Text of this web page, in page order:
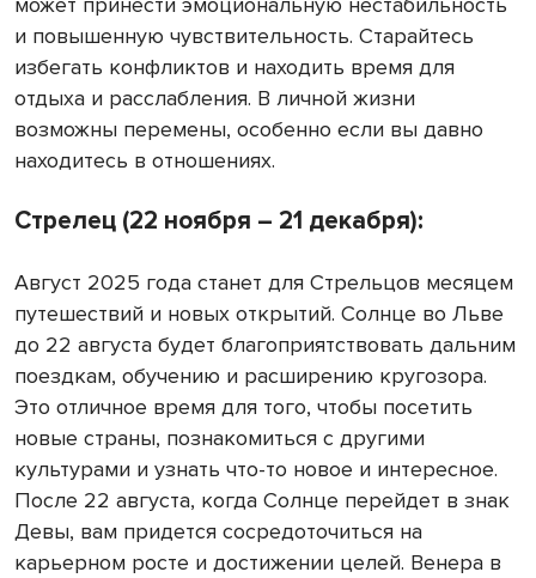
и повышенную чувствительность. Старайтесь
избегать конфликтов и находить время для
отдыха и расслабления. В личной жизни
возможны перемены, особенно если вы давно
находитесь в отношениях.
Стрелец (22 ноября – 21 декабря):
Август 2025 года станет для Стрельцов месяцем
путешествий и новых открытий. Солнце во Льве
до 22 августа будет благоприятствовать дальним
поездкам, обучению и расширению кругозора.
Это отличное время для того, чтобы посетить
новые страны, познакомиться с другими
культурами и узнать что-то новое и интересное.
После 22 августа, когда Солнце перейдет в знак
Девы, вам придется сосредоточиться на
карьерном росте и достижении целей. Венера в